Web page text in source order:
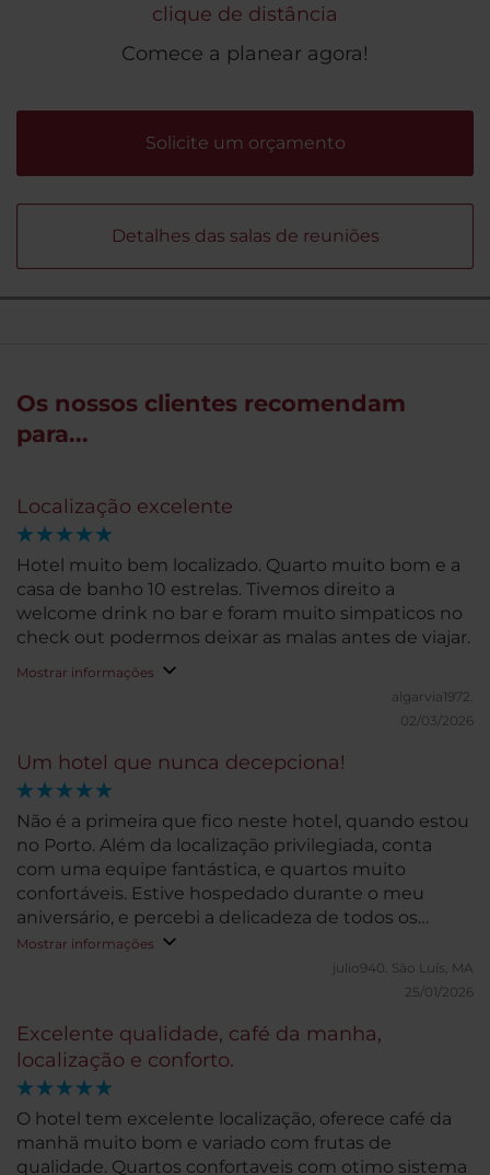
clique de distância
Comece a planear agora!
Solicite um orçamento
Detalhes das salas de reuniões
Os nossos clientes recomendam
para...
Localização excelente
Hotel muito bem localizado. Quarto muito bom e a
casa de banho 10 estrelas. Tivemos direito a
welcome drink no bar e foram muito simpaticos no
check out podermos deixar as malas antes de viajar.
Mostrar informações
algarvia1972.
02/03/2026
Um hotel que nunca decepciona!
Não é a primeira que fico neste hotel, quando estou
no Porto. Além da localização privilegiada, conta
com uma equipe fantástica, e quartos muito
confortáveis. Estive hospedado durante o meu
aniversário, e percebi a delicadeza de todos os
detalhes ao longo do dia.
Mostrar informações
julio940. São Luís, MA
25/01/2026
Excelente qualidade, café da manha,
localização e conforto.
O hotel tem excelente localização, oferece café da
manhã muito bom e variado com frutas de
qualidade. Quartos confortaveis com otimo sistema